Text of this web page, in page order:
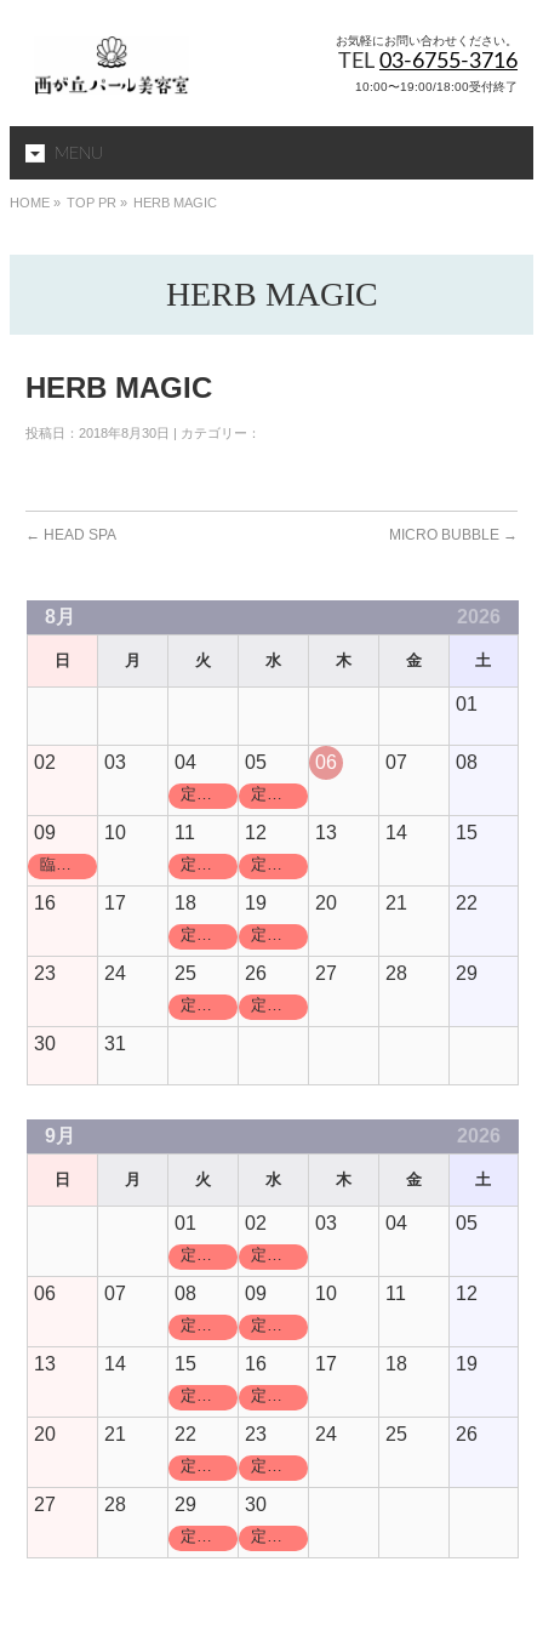
お気軽にお問い合わせください。
TEL03-6755-3716
10:00〜19:00/18:00受付終了
MENU
HOME » TOP PR » HERB MAGIC
HERB MAGIC
HERB MAGIC
投稿日：2018年8月30日 | カテゴリー：
← HEAD SPA MICRO BUBBLE →
8月 2026
日 月 火 水 木 金 土
01
02 03 04
定休日
05
定休日
06 07 08
09
臨時休業
10 11
定休日
12
定休日
13 14 15
16 17 18
定休日
19
定休日
20 21 22
23 24 25
定休日
26
定休日
27 28 29
30 31
9月 2026
日 月 火 水 木 金 土
01
定休日
02
定休日
03 04 05
06 07 08
定休日
09
定休日
10 11 12
13 14 15
定休日
16
定休日
17 18 19
20 21 22
定休日
23
定休日
24 25 26
27 28 29
定休日
30
定休日